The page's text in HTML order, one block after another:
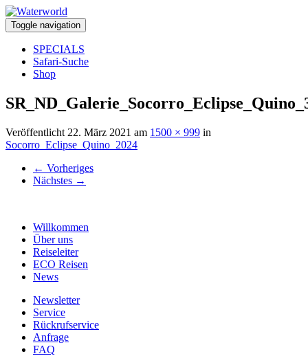
Toggle navigation
SPECIALS
Safari-Suche
Shop
Veröffentlicht 22. März 2021 am 1500 × 999 in
Socorro_Eclipse_Quino_2024
← Vorheriges
Nächstes →
Willkommen
Über uns
Reiseleiter
ECO Reisen
News
Newsletter
Service
Rückrufservice
Anfrage
FAQ